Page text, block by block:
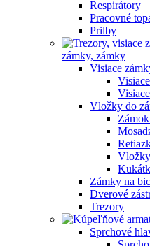
Respirátory
Pracovné
Prilby
zámky, zámky
Visiace
Vložky do
Zámky na
Dverové
Trezory
Sprchové